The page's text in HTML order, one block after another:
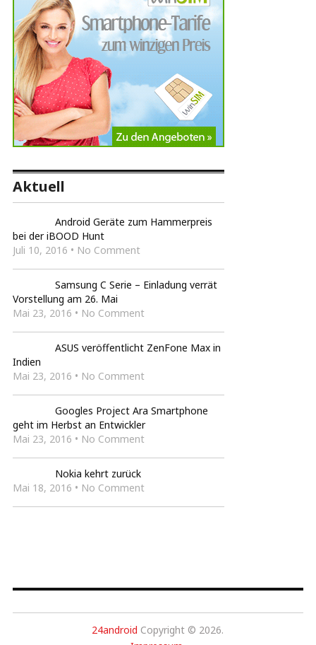
Aktuell
Android Geräte zum Hammerpreis
bei der iBOOD Hunt
Juli 10, 2016 • No Comment
Samsung C Serie – Einladung verrät
Vorstellung am 26. Mai
Mai 23, 2016 • No Comment
ASUS veröffentlicht ZenFone Max in
Indien
Mai 23, 2016 • No Comment
Googles Project Ara Smartphone
geht im Herbst an Entwickler
Mai 23, 2016 • No Comment
Nokia kehrt zurück
Mai 18, 2016 • No Comment
24android Copyright © 2026.